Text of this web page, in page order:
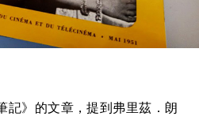
記》的文章，提到弗里茲．朗